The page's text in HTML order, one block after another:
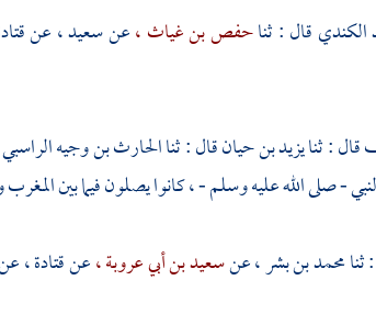
قال : ثناحفص بن غياث ،عنسعيد ،عن
قال : ثنايزيد بن حيانقال : ثناالحارث بن وجيه الراسبي
- صلى الله عليه وسلم - ، كانوا يصلون فيما بين
ثنامحمد بن بشر ،عنسعيد بن أبي عروبة ،عنقتادة ،